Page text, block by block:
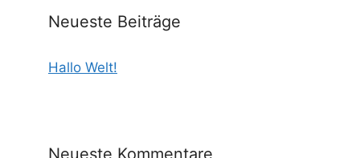
Neueste Beiträge
Hallo Welt!
Neueste Kommentare